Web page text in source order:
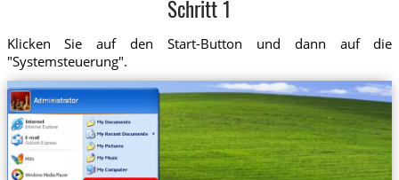
Schritt 1
Klicken Sie auf den Start-Button und dann auf die
"Systemsteuerung".